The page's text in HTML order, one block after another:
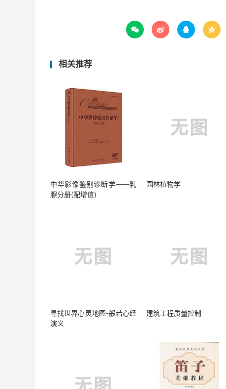
   
相关推荐
中华影像鉴别诊断学——乳
腺分册(配增值)
园林植物学
寻找世界心灵地图-般若心经
演义
建筑工程质量控制